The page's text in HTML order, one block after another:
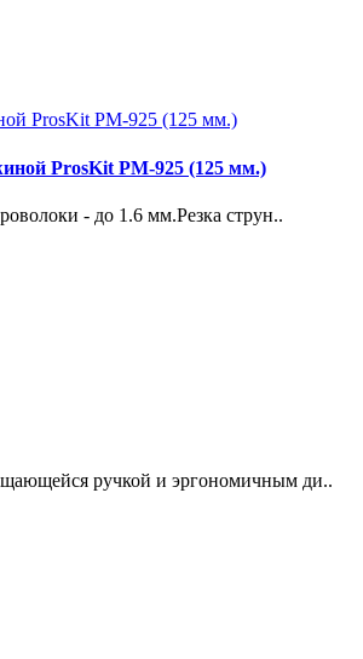
ProsKit PM-925 (125 мм.)
- до 1.6 мм.Резка струн..
ручкой и эргономичным ди..